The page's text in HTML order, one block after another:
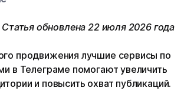
Статья обновлена 22 июля 2026 года
продвижения лучшие сервисы по
в Телеграме помогают увеличить
и повысить охват публикаций.